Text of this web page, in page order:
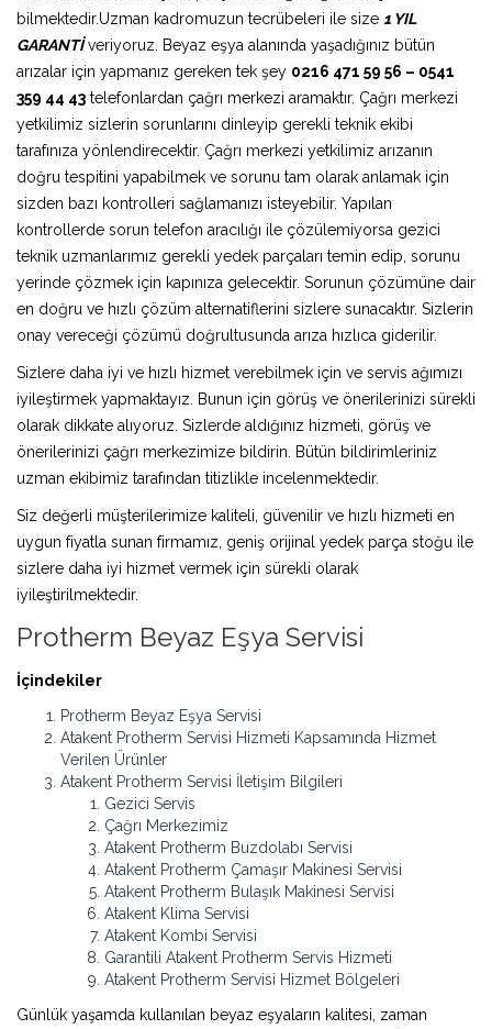
bilmektedir.Uzman kadromuzun tecrübeleri ile size 1 YIL
GARANTİveriyoruz. Beyaz eşya alanında yaşadığınız bütün
arızalar için yapmanız gereken tek şey 0216 471 59 56 – 0541
359 44 43 telefonlardan çağrı merkezi aramaktır. Çağrı merkezi
yetkilimiz sizlerin sorunlarını dinleyip gerekli teknik ekibi
tarafınıza yönlendirecektir. Çağrı merkezi yetkilimiz arızanın
doğru tespitini yapabilmek ve sorunu tam olarak anlamak için
sizden bazı kontrolleri sağlamanızı isteyebilir. Yapılan
kontrollerde sorun telefon aracılığı ile çözülemiyorsa gezici
teknik uzmanlarımız gerekli yedek parçaları temin edip, sorunu
yerinde çözmek için kapınıza gelecektir. Sorunun çözümüne dair
en doğru ve hızlı çözüm alternatiflerini sizlere sunacaktır. Sizlerin
onay vereceği çözümü doğrultusunda arıza hızlıca giderilir.
Sizlere daha iyi ve hızlı hizmet verebilmek için ve servis ağımızı
iyileştirmek yapmaktayız. Bunun için görüş ve önerilerinizi sürekli
olarak dikkate alıyoruz. Sizlerde aldığınız hizmeti, görüş ve
önerilerinizi çağrı merkezimize bildirin. Bütün bildirimleriniz
uzman ekibimiz tarafından titizlikle incelenmektedir.
Siz değerli müşterilerimize kaliteli, güvenilir ve hızlı hizmeti en
uygun fiyatla sunan firmamız, geniş orijinal yedek parça stoğu ile
sizlere daha iyi hizmet vermek için sürekli olarak
iyileştirilmektedir.
Protherm Beyaz Eşya Servisi
İçindekiler
Protherm Beyaz Eşya Servisi
Atakent Protherm Servisi Hizmeti Kapsamında Hizmet
Verilen Ürünler
Atakent Protherm Servisi İletişim Bilgileri
Gezici Servis
Çağrı Merkezimiz
Atakent Protherm Buzdolabı Servisi
Atakent Protherm Çamaşır Makinesi Servisi
Atakent Protherm Bulaşık Makinesi Servisi
Atakent Klima Servisi
Atakent Kombi Servisi
Garantili Atakent Protherm Servis Hizmeti
Atakent Protherm Servisi Hizmet Bölgeleri
Günlük yaşamda kullanılan beyaz eşyaların kalitesi, zaman